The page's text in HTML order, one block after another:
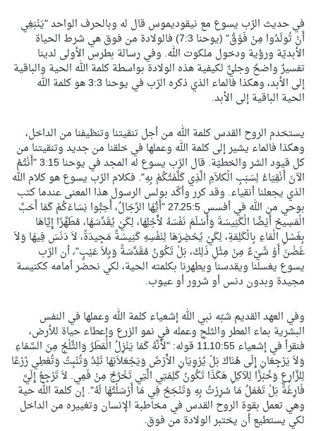
في حديث الرّب يسوع مع نيقوديموس قال له وبالحرف الواحد "يَنْبَغِي
أَنْ تُولَدُوا مِنْ فَوْقُ" (يوحنا 7:3) فالولادة من فوق هي شرط الحياة
الأبديّة ورؤية ودخول ملكوت الله. وفي رسالة بطرس الأولى لدينا
تفسيرٌ واضحٌ وجليٌّ لكيفية هذه الولادة بواسطة كلمة الله الحية والباقية
إلى الأبد، وهكذا فالماء الذي ذكره الرّب في يوحنا 3:3 هو كلمة الله
الحية الباقية إلى الأبد.
يستخدم الروح القدس كلمة الله من أجل تنقيتنا وتنظيفنا من الداخل،
وهكذا فالماء يشير إلى كلمة الله وعملها في خلقنا من جديد وتنقيتنا من
كل قيود الشر والخطيّة. قال الرّب يسوع له المجد في يوحنا 3:15 "أَنْتُمُ
الآنَ أَنْقِيَاءُ لِسَبَبِ الْكلاَمِ الَّذِي كَلَّمْتُكُمْ بِهِ". فكلام الرّب يسوع هو كلام الله
الذي يجعلنا أنقياء. وقد كرر وأكّد بولس الرسول هذا المعنى عندما كتب
بوحي من الله في أفسس 25:5ـ27 "أَيُّهَا الرِّجَالُ، أَحِبُّوا نِسَاءَكُمْ كَمَا أَحَبَّ
الْمَسِيحُ أَيْضًا الْكَنِيسَةَ وَأَسْلَمَ نَفْسَهُ لأَجْلِهَا، لِكَيْ يُقَدِّسَهَا، مُطَهِّرًا إِيَّاهَا
بِغَسْلِ الْمَاءِ بِالْكَلِمَةِ، لِكَيْ يُحْضِرَهَا لِنَفْسِهِ كَنِيسَةً مَجِيدَةً، لاَ دَنَسَ فِيهَا وَلاَ
غَضْنَ أَوْ شَيْءٌ مِنْ مِثْلِ ذَلِكَ، بَلْ تَكُونُ مُقَدَّسَةً وَبِلاَ عَيْبٍ"، أن الرّب
يسوع يغسلنا ويقدسنا ويطهرنا بكلمته الحية، لكي نحضر أمامه ككنيسة
مجيدة وبدون دنس أو شرور أو عيوب.
وفي العهد القديم شبّه نبي الله إشعياء كلمة الله وعملها في النفس
البشرية بماء المطر والثلج وعمله في نمو الزرع وإعطاء حياة للأرض،
فنقرأ في إشعياء 10:55ـ11 قوله: "لأَنَّهُ كَمَا يَنْزِلُ الْمَطَرُ وَالثَّلْجُ مِنَ السَّمَاءِ
وَلاَ يَرْجِعَانِ إِلَى هُنَاكَ بَلْ يُرْوِيَانِ الأَرْضَ وَيَجْعَلاَنِهَا تَلِدُ وَتُنْبِتُ وَتُعْطِي زَرْعًا
لِلزَّارِعِ وَخُبْزًا لِلآكِلِ هَكَذَا تَكُونُ كَلِمَتِي الَّتِي تَخْرُجُ مِنْ فَمِي. لاَ تَرْجِعُ إِلَيَّ
فَارِغَةً بَلْ تَعْمَلُ مَا سُرِرْتُ بِهِ وَتَنْجَحُ فِي مَا أَرْسَلْتُهَا لَهُ". إن كلمة الله حية
وهي تعمل بقوة الروح القدس في مخاطبة الإنسان وتغييره من الداخل
لكي يستطيع أن يختبر الولادة من فوق.